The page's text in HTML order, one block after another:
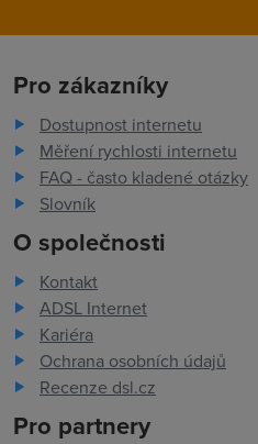
Pro zákazníky
Dostupnost internetu
Měření rychlosti internetu
FAQ - často kladené otázky
Slovník
O společnosti
Kontakt
ADSL Internet
Kariéra
Ochrana osobních údajů
Recenze dsl.cz
Pro partnery